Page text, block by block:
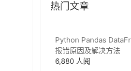
热门文章
Python Pandas
报错原因及解决方法
6,880 人阅